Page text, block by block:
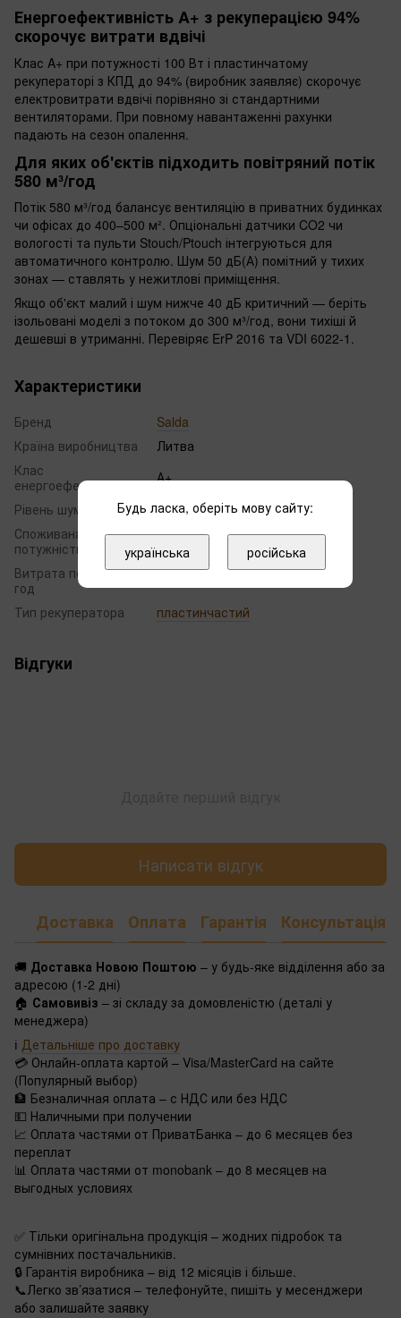
Енергоефективність A+ з рекуперацією 94%
скорочує витрати вдвічі
Клас A+ при потужності 100 Вт і пластинчатому
рекуператорі з КПД до 94% (виробник заявляє) скорочує
електровитрати вдвічі порівняно зі стандартними
вентиляторами. При повному навантаженні рахунки
падають на сезон опалення.
Для яких об'єктів підходить повітряний потік
580 м³/год
Потік 580 м³/год балансує вентиляцію в приватних будинках
чи офісах до 400–500 м². Опціональні датчики CO2 чи
вологості та пульти Stouch/Ptouch інтегруються для
автоматичного контролю. Шум 50 дБ(А) помітний у тихих
зонах — ставлять у нежитлові приміщення.
Якщо об'єкт малий і шум нижче 40 дБ критичний — беріть
ізольовані моделі з потоком до 300 м³/год, вони тихіші й
дешевші в утриманні. Перевіряє ErP 2016 та VDI 6022-1.
Характеристики
Бренд
Salda
Країна виробництва
Литва
Клас
енергоефективності
А+
Рівень шуму, дБ (А)
50
Споживана
потужність, Вт
100
Витрата повітря, м³/
год
Тип рекуператора
пластинчастий
Відгуки
Написати відгук
Доставка Оплата Гарантія Консультація
🚚 Доставка Новою Поштою – у будь-яке відділення або за
адресою (1-2 дні)
🏠 Самовивіз – зі складу за домовленістю (деталі у
менеджера)
ℹ️ Детальніше про доставку
💳 Онлайн-оплата картой – Visa/MasterCard на сайте
(Популярный выбор)
🏦 Безналичная оплата – с НДС или без НДС
💵 Наличными при получении
📈 Оплата частями от ПриватБанка – до 6 месяцев без
переплат
📊 Оплата частями от monobank – до 8 месяцев на
выгодных условиях
✅ Тільки оригінальна продукція – жодних підробок та
сумнівних постачальників.
🔒 Гарантія виробника – від 12 місяців і більше.
📞Легко зв’язатися – телефонуйте, пишіть у месенджери
або залишайте заявку
Будь ласка, оберіть мову сайту:
українська російська